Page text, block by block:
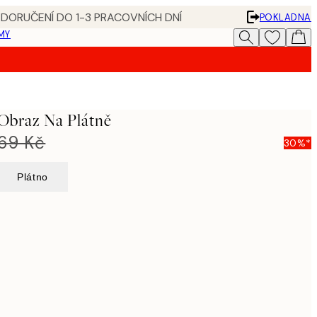
DO 1-3 PRACOVNÍCH DNÍ
POKLADNA
Na Plátně
Kč
30%*
Plátno